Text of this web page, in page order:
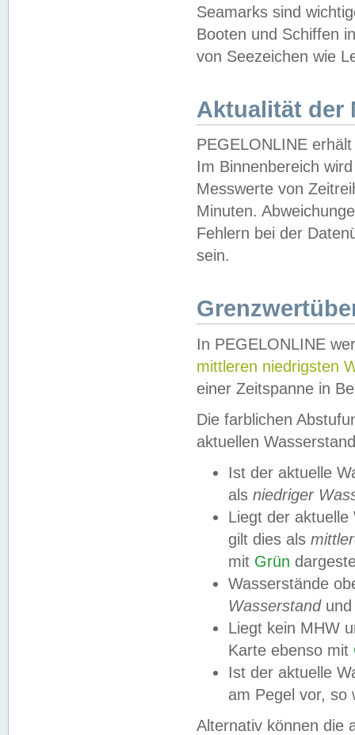
Seamarks sind
Booten und Schiffen
von Seezeichen wie
Aktualität der
PEGELONLINE
Im Binnenbereich
Messwerte von
Minuten.
Fehlern bei der
sein.
In PEGELONLINE
mittleren niedrigsten
einer Zeitspanne in
Die farblichen
aktuellen
Ist der aktuelle
als niedriger
Liegt der
gilt dies als
mit Grün
Wasserstände
Wasserstandund
Liegt kein MHW
Karte ebenso mit
Ist der aktuelle
am Pegel vor,
Alternativ können die